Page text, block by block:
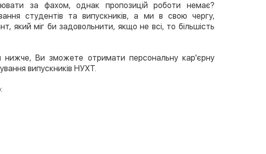
за фахом, однак пропозицій роботи немає?
студентів та випускників, а ми в свою чергу,
який міг би задовольнити, якщо не всі, то більшість
нижче, Ви зможете отримати персональну кар'єрну
випускників НУХТ.